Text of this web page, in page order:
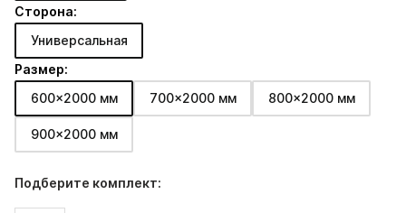
Сторона:
Универсальная
Размер:
600x2000 мм
700x2000 мм 800x2000 мм
900x2000 мм
Подберите комплект: